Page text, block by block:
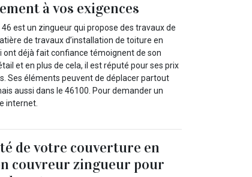
à vos exigences
est un zingueur qui propose des travaux de
de travaux d’installation de toiture en
ont déjà fait confiance témoignent de son
et en plus de cela, il est réputé pour ses prix
Ses éléments peuvent de déplacer partout
aussi dans le 46100. Pour demander un
internet.
de votre couverture en
couvreur zingueur pour